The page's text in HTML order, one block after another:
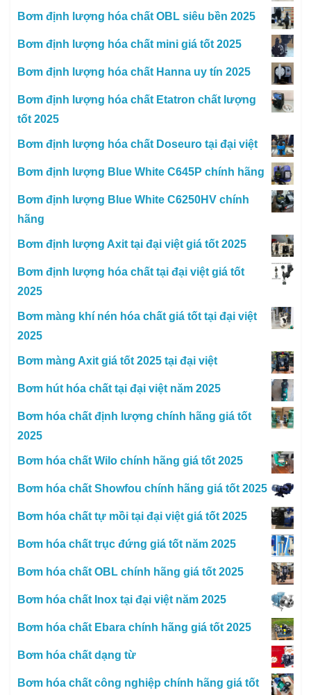
Bơm định lượng hóa chất OBL siêu bền 2025
Bơm định lượng hóa chất mini giá tốt 2025
Bơm định lượng hóa chất Hanna uy tín 2025
Bơm định lượng hóa chất Etatron chất lượng
tốt 2025
Bơm định lượng hóa chất Doseuro tại đại việt
Bơm định lượng Blue White C645P chính hãng
Bơm định lượng Blue White C6250HV chính
hãng
Bơm định lượng Axit tại đại việt giá tốt 2025
Bơm định lượng hóa chất tại đại việt giá tốt
2025
Bơm màng khí nén hóa chất giá tốt tại đại việt
2025
Bơm màng Axit giá tốt 2025 tại đại việt
Bơm hút hóa chất tại đại việt năm 2025
Bơm hóa chất định lượng chính hãng giá tốt
2025
Bơm hóa chất Wilo chính hãng giá tốt 2025
Bơm hóa chất Showfou chính hãng giá tốt 2025
Bơm hóa chất tự mồi tại đại việt giá tốt 2025
Bơm hóa chất trục đứng giá tốt năm 2025
Bơm hóa chất OBL chính hãng giá tốt 2025
Bơm hóa chất Inox tại đại việt năm 2025
Bơm hóa chất Ebara chính hãng giá tốt 2025
Bơm hóa chất dạng từ
Bơm hóa chất công nghiệp chính hãng giá tốt